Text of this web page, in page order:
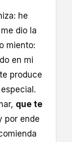
he
dio la
miento:
en mi
produce
que te
por ende